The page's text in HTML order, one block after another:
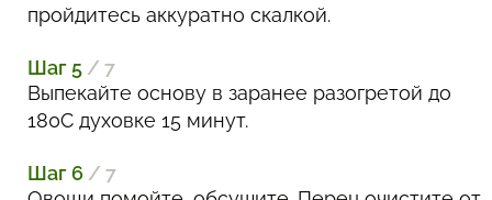
пройдитесь аккуратно скалкой.
Шаг 5 / 7
Выпекайте основу в заранее разогретой до
180С духовке 15 минут.
Шаг 6 / 7